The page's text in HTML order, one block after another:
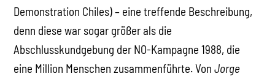
Demonstration Chiles) – eine treffende Beschreibung,
denn diese war sogar größer als die
Abschlusskundgebung der NO-Kampagne 1988, die
eine Million Menschen zusammenführte. VonJorge